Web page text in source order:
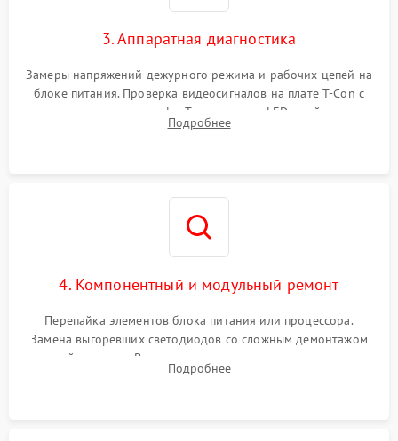
3. Аппаратная диагностика
Замеры напряжений дежурного режима и рабочих цепей на
блоке питания. Проверка видеосигналов на плате T-Con с
помощью осциллографа. Тестирование LED-драйвера и
светодиодных планок подсветки мультиметром.
Подробнее
4. Компонентный и модульный ремонт
Перепайка элементов блока питания или процессора.
Замена выгоревших светодиодов со сложным демонтажом
хрупкой матрицы. Восстановление поврежденных дорожек,
прошивка микросхем памяти EEPROM
Подробнее